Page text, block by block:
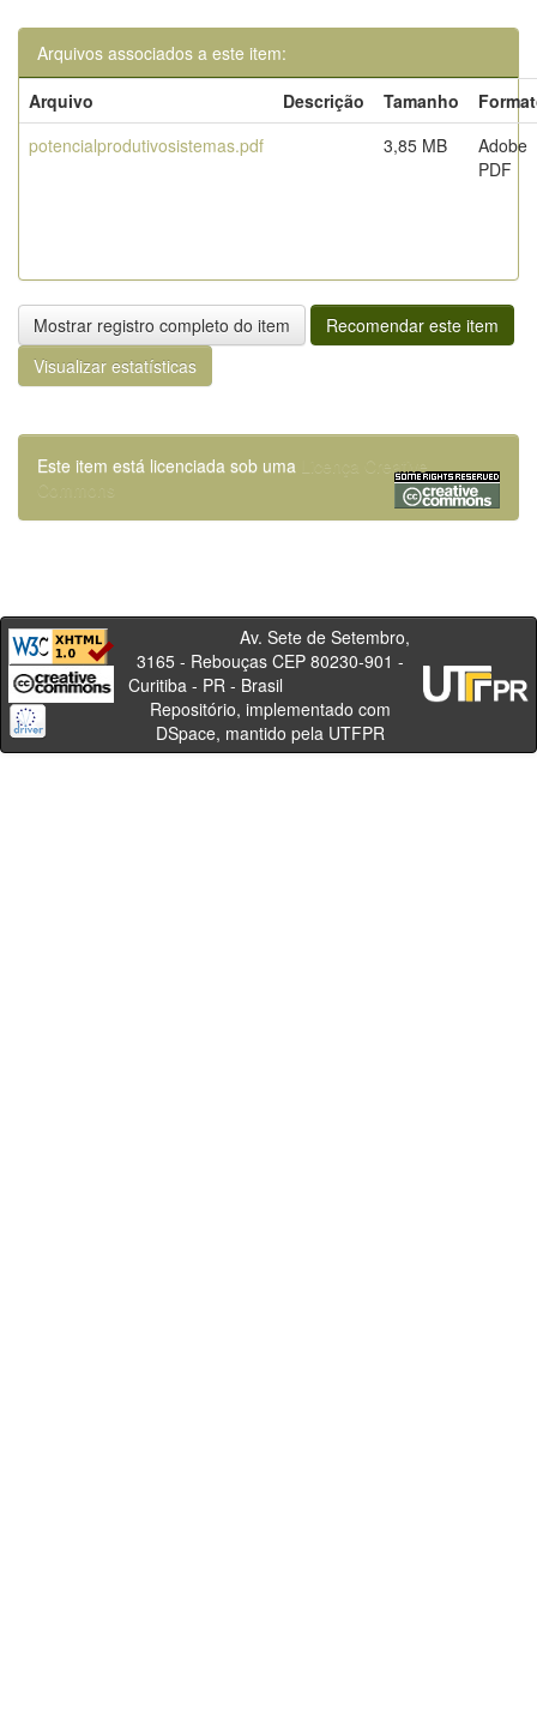
Arquivos associados a este item:
Arquivo
Descrição Tamanho
potencialprodutivosistemas.pdf
3,85 MB
Adobe
PDF
Mostrar registro completo do item
Recomendar este item
Visualizar estatísticas
Este item está licenciada sob uma
Licença Creative
Commons
Av. Sete de Setembro,
3165 - Rebouças CEP 80230-901 -
Curitiba - PR - Brasil
Repositório, implementado com
DSpace, mantido pela UTFPR